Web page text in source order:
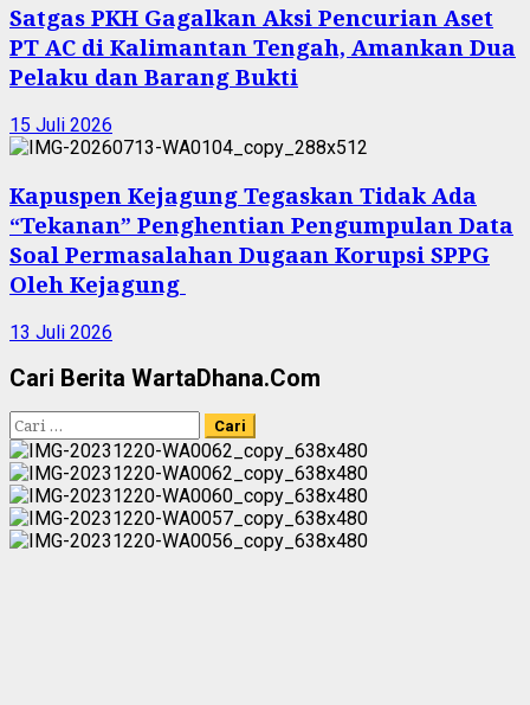
Satgas PKH Gagalkan Aksi Pencurian Aset
PT AC di Kalimantan Tengah, Amankan Dua
Pelaku dan Barang Bukti
15 Juli 2026
Kapuspen Kejagung Tegaskan Tidak Ada
“Tekanan” Penghentian Pengumpulan Data
Soal Permasalahan Dugaan Korupsi SPPG
Oleh Kejagung
13 Juli 2026
Cari Berita WartaDhana.Com
Cari
untuk: